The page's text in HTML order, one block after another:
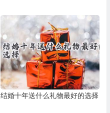
结婚十年送什么礼物最好的选择